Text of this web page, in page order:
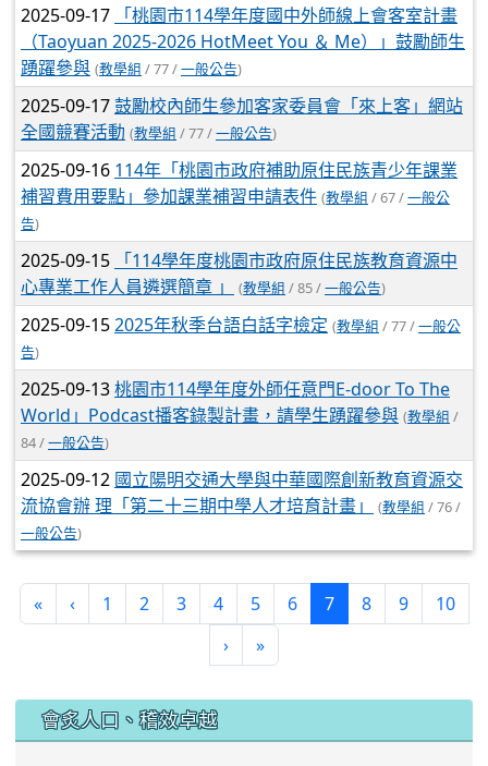
2025-09-17
「桃園市114學年度國中外師線上會客室計畫
（Taoyuan 2025-2026 HotMeet You ＆ Me）」鼓勵師生
踴躍參與 (教學組 / 77 /一般公告)
2025-09-17鼓勵校內師生參加客家委員會「來上客」網站
全國競賽活動 (教學組 / 77 /一般公告)
2025-09-16 114年「桃園市政府補助原住民族青少年課業
補習費用要點」參加課業補習申請表件 (教學組 / 67 /一般公
告)
2025-09-15
「114學年度桃園市政府原住民族教育資源中
心專業工作人員遴選簡章 」
(教學組 / 85 /一般公告)
2025-09-152025年秋季台語白話字檢定 (教學組 / 77 /一般公
告)
2025-09-13桃園市114學年度外師任意門E-door To The
World」Podcast播客錄製計畫，請學生踴躍參與 (教學組 /
84 /一般公告)
2025-09-12 國立陽明交通大學與中華國際創新教育資源交
流協會辦 理「第二十三期中學人才培育計畫」
(教學組 / 76 /
一般公告)
« ‹ 1 2 3 4 5 6 7(current)
8 9
10
›
»
會炙人口、稽效卓越